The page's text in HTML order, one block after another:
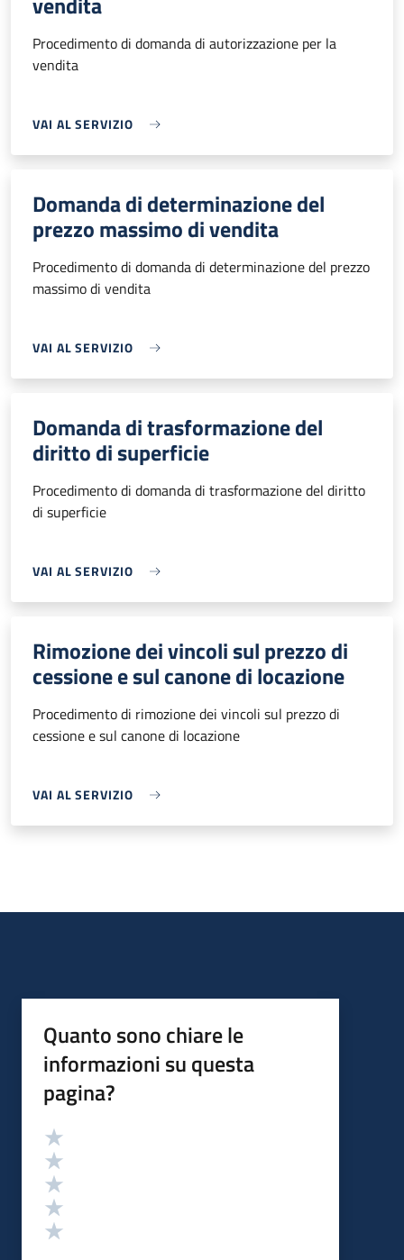
Procedimento di domanda di autorizzazione per la
vendita
VAI AL SERVIZIO
Domanda di determinazione del
prezzo massimo di vendita
Procedimento di domanda di determinazione del prezzo
massimo di vendita
VAI AL SERVIZIO
Domanda di trasformazione del
diritto di superficie
Procedimento di domanda di trasformazione del diritto
di superficie
VAI AL SERVIZIO
Rimozione dei vincoli sul prezzo di
cessione e sul canone di locazione
Procedimento di rimozione dei vincoli sul prezzo di
cessione e sul canone di locazione
VAI AL SERVIZIO
Quanto sono chiare le
informazioni su questa
pagina?
Valutazione